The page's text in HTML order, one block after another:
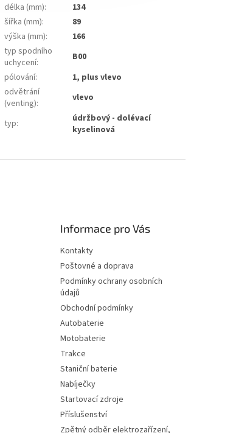
délka (mm):
134
šířka (mm):
89
výška (mm):
166
typ spodního
uchycení:
B00
pólování:
1, plus vlevo
odvětrání
(venting): vlevo
typ:
údržbový - dolévací
kyselinová
Informace pro Vás
Kontakty
Poštovné a doprava
Podmínky ochrany osobních
údajů
Obchodní podmínky
Autobaterie
Motobaterie
Trakce
Staniční baterie
Nabíječky
Startovací zdroje
Příslušenství
Zpětný odběr elektrozařízení,